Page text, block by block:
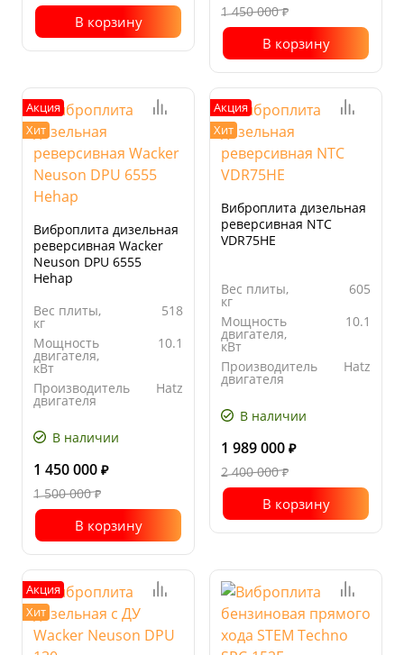
В корзину
1 450 000₽
В корзину
Акция
Хит
Виброплита дизельная
реверсивная Wacker
Neuson DPU 6555
Hehap
Вес плиты,
кг
518
Мощность
двигателя,
кВт
10.1
Производитель
двигателя
Hatz
основания
плиты, мм
В наличии
1 450 000 ₽
1 500 000₽
В корзину
Акция
Хит
Виброплита дизельная
реверсивная NTC
VDR75HE
Вес плиты,
кг
605
Мощность
двигателя,
кВт
10.1
Производитель
двигателя
Hatz
основания
плиты, мм
В наличии
1 989 000 ₽
2 400 000₽
В корзину
Акция
Хит